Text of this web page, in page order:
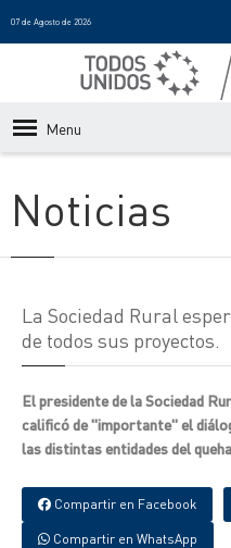
07 de Agosto de 2026
Menu
Noticias
La Sociedad Rural
de todos sus proyectos.
El presidente de la Sociedad
calificó de "importante" el
las distintas entidades del
Compartir en Facebook
Compartir en WhatsApp